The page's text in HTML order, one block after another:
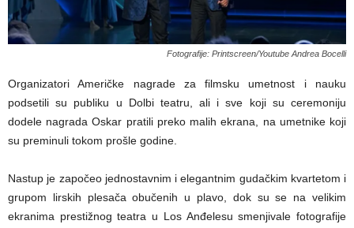
Fotografije: Printscreen/Youtube Andrea Bocelli
Organizatori Američke nagrade za filmsku umetnost i nauku
podsetili su publiku u Dolbi teatru, ali i sve koji su ceremoniju
dodele nagrada Oskar pratili preko malih ekrana, na umetnike koji
su preminuli tokom prošle godine.
Nastup je započeo jednostavnim i elegantnim gudačkim kvartetom i
grupom lirskih plesača obučenih u plavo, dok su se na velikim
ekranima prestižnog teatra u Los Anđelesu smenjivale fotografije